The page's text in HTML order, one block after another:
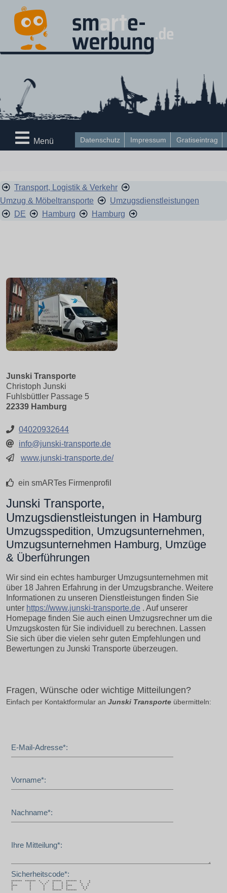
Datenschutz Impressum Gratiseintrag
Menü
Transport, Logistik & Verkehr
Umzug & Möbeltransporte
Umzugsdienstleistungen
DE
Hamburg Hamburg
Junski Transporte
Christoph Junski
Fuhlsbüttler Passage 5
22339 Hamburg
04020932644
info@junski-transporte.de
www.junski-transporte.de/
ein smARTes Firmenprofil
Junski Transporte,
Umzugsdienstleistungen in Hamburg
Umzugsspedition, Umzugsunternehmen,
Umzugsunternehmen Hamburg, Umzüge
& Überführungen
Wir sind ein echtes hamburger Umzugsunternehmen mit
über 18 Jahren Erfahrung in der Umzugsbranche. Weitere
Informationen zu unseren Dienstleistungen finden Sie
unter https://www.junski-transporte.de . Auf unserer
Homepage finden Sie auch einen Umzugsrechner um die
Umzugskosten für Sie individuell zu berechnen. Lassen
Sie sich über die vielen sehr guten Empfehlungen und
Bewertungen zu Junski Transporte überzeugen.
Fragen, Wünsche oder wichtige Mitteilungen?
Einfach per Kontaktformular an Junski Transporte übermitteln:
E-Mail-Adresse*:
Vorname*:
Nachname*:
Ihre Mitteilung*:
Sicherheitscode*:
******* ******* * * ****** ******* * *
* * * * * * * * *
* * * * * * * * *
**** * * * * **** * *
* * * * * * * *
* * * * * * * *
* * * ****** ******* *